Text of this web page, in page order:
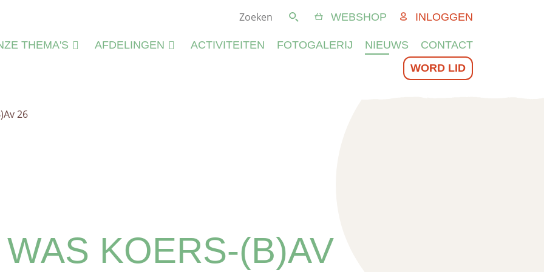
Zoeken
THEMA'S AFDELINGEN ACTIVITEITEN FOTOGALERIJ NIEUWS
CONTACT
WORD LID
WEBSHOP INLOGGEN
26
WAS KOERS-(B)AV